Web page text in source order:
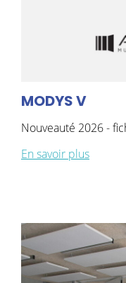
MODYS V
Nouveauté 2026 -
En savoir plus